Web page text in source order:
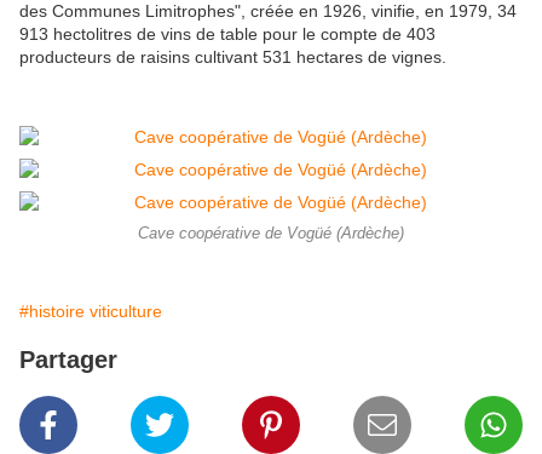
des Communes Limitrophes", créée en 1926, vinifie, en 1979, 34
913 hectolitres de vins de table pour le compte de 403
producteurs de raisins cultivant 531 hectares de vignes.
Cave coopérative de Vogüé (Ardèche)
#histoire viticulture
Partager